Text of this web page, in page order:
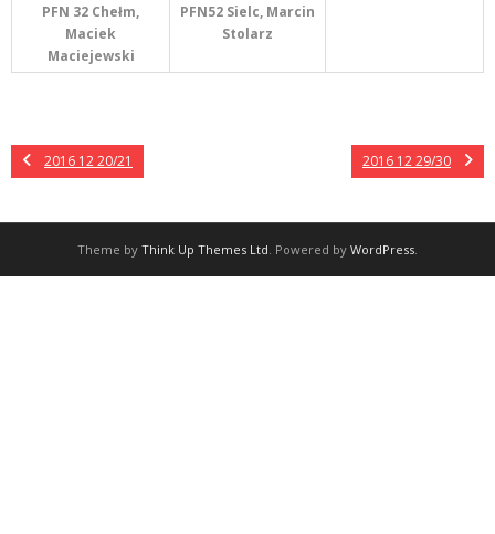
PFN 32 Chełm,
Maciek
Maciejewski
PFN52 Sielc, Marcin
Stolarz
2016 12 20/21 2016 12 29/30
Theme by Think Up Themes Ltd. Powered by WordPress.